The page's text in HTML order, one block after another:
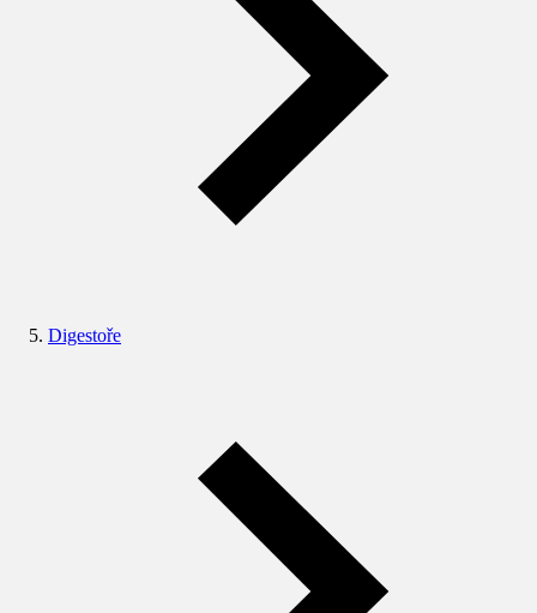
Digestoře